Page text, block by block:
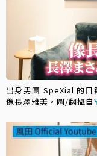
出身男團 SpeXial 的
像長澤雅美。圖/翻攝自